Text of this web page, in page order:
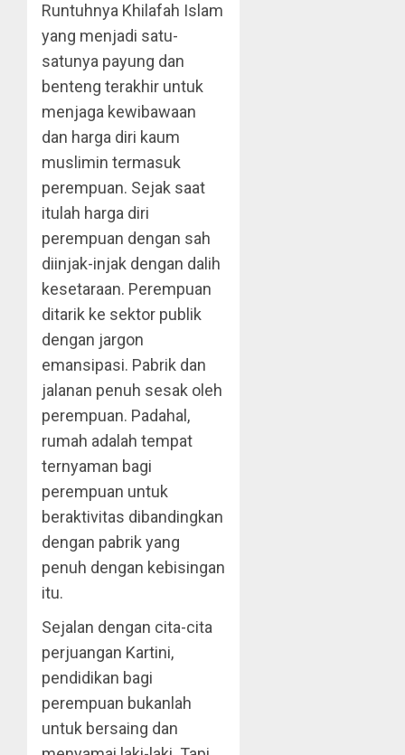
Runtuhnya Khilafah Islam
yang menjadi satu-
satunya payung dan
benteng terakhir untuk
menjaga kewibawaan
dan harga diri kaum
muslimin termasuk
perempuan. Sejak saat
itulah harga diri
perempuan dengan sah
diinjak-injak dengan dalih
kesetaraan. Perempuan
ditarik ke sektor publik
dengan jargon
emansipasi. Pabrik dan
jalanan penuh sesak oleh
perempuan. Padahal,
rumah adalah tempat
ternyaman bagi
perempuan untuk
beraktivitas dibandingkan
dengan pabrik yang
penuh dengan kebisingan
itu.
Sejalan dengan cita-cita
perjuangan Kartini,
pendidikan bagi
perempuan bukanlah
untuk bersaing dan